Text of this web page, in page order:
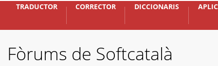
TRADUCTOR CORRECTOR DICCIONARIS
Fòrums de Softcatalà